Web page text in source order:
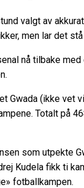
valgt av
men lar det
nå tilbake
Gwada (ikke vet
Totalt på
som utpekte
Kudela fikk ti
fotballkampen.